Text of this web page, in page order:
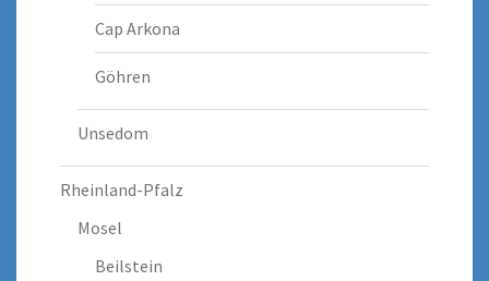
Cap Arkona
Göhren
Unsedom
Rheinland-Pfalz
Mosel
Beilstein